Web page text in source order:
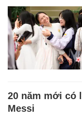
20 năm mới có
Messi